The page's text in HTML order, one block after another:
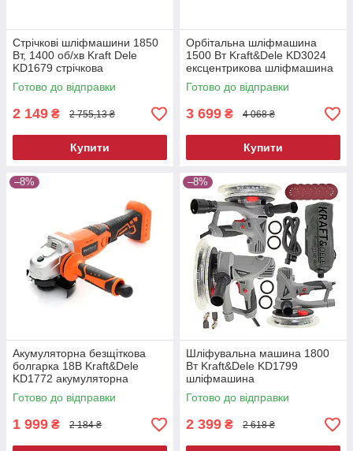
Стрічкові шліфмашини 1850
Вт, 1400 об/хв Kraft Dele
KD1679 стрічкова
шліфувальна машина
Готово до відправки
2 149 ₴ 2 755,13 ₴
Купити
Орбітальна шліфмашина
1500 Вт Kraft&Dele KD3024
ексцентрикова шліфмашина
Готово до відправки
3 699 ₴ 4 068 ₴
Купити
–8%
Акумуляторна безщіткова
болгарка 18В Kraft&Dele
KD1772 акумуляторна
болгарка
Готово до відправки
1 999 ₴ 2 184 ₴
–8%
Шліфувальна машина 1800
Вт Kraft&Dele KD1799
шліфмашина
Готово до відправки
2 399 ₴ 2 618 ₴